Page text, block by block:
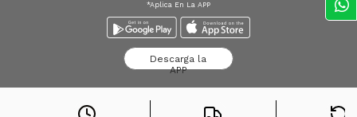
*Aplica En La APP
Descarga la
APP